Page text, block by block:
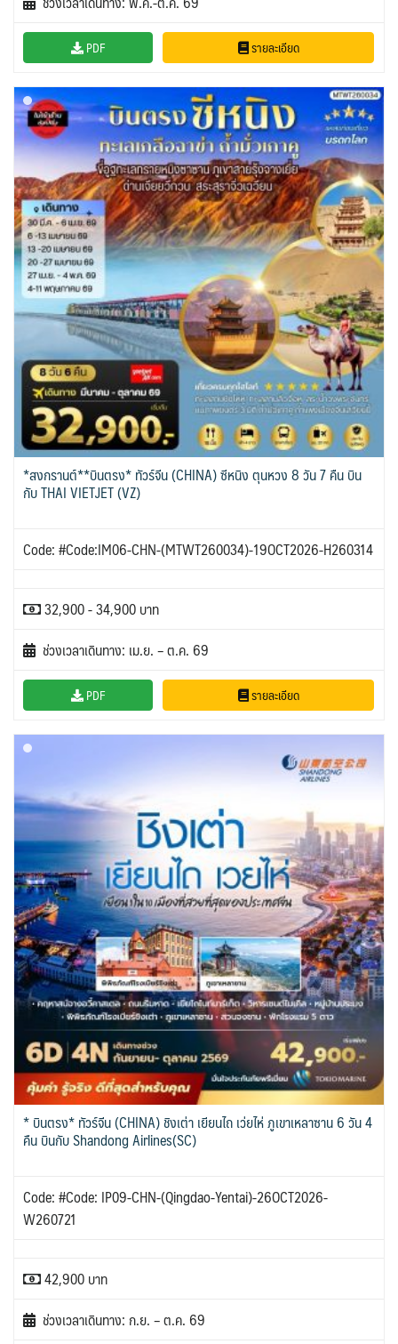
PDF รายละเอียด
*สงกรานต์**บินตรง* ทัวร์จีน (CHINA) ซีหนิง ตุนหวง 8 วัน 7 คืน บิน
กับ THAI VIETJET (VZ)
Code: #Code:IM06-CHN-(MTWT260034)-19OCT2026-H260314
32,900 - 34,900 บาท
ช่วงเวลาเดินทาง: เม.ย. – ต.ค. 69
PDF รายละเอียด
* บินตรง* ทัวร์จีน (CHINA) ชิงเต่า เยียนไถ เว่ยไห่ ภูเขาเหลาซาน 6 วัน 4
คืน บินกับ Shandong Airlines(SC)
Code: #Code: IP09-CHN-(Qingdao-Yentai)-26OCT2026-
W260721
42,900 บาท
ช่วงเวลาเดินทาง: ก.ย. – ต.ค. 69